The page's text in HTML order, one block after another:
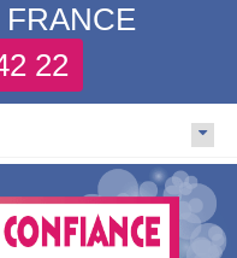
FRANCE
22